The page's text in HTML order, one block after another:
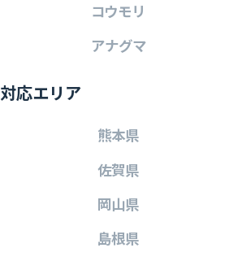
コウモリ
アナグマ
対応エリア
熊本県
佐賀県
岡山県
島根県